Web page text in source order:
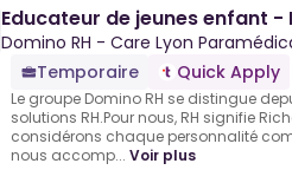
Educateur de jeunes enfant -
Domino RH - Care Lyon
Temporaire
Quick Apply
Le groupe Domino RH se distingue
solutions RH.Pour nous, RH signifie
considérons chaque personnalité
nous accomp... Voir plus